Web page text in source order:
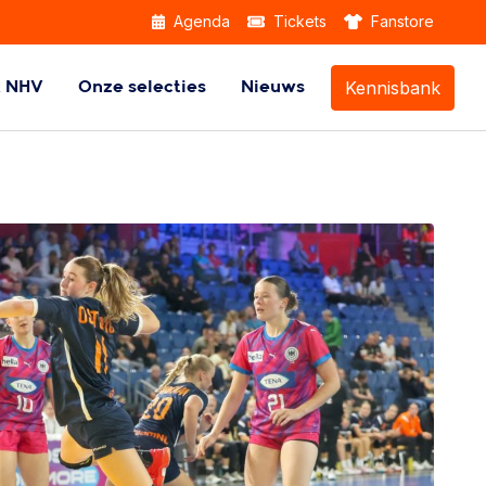
Agenda Tickets Fanstore
Beach Handball
Onze selecties Nieuws Kennisbank